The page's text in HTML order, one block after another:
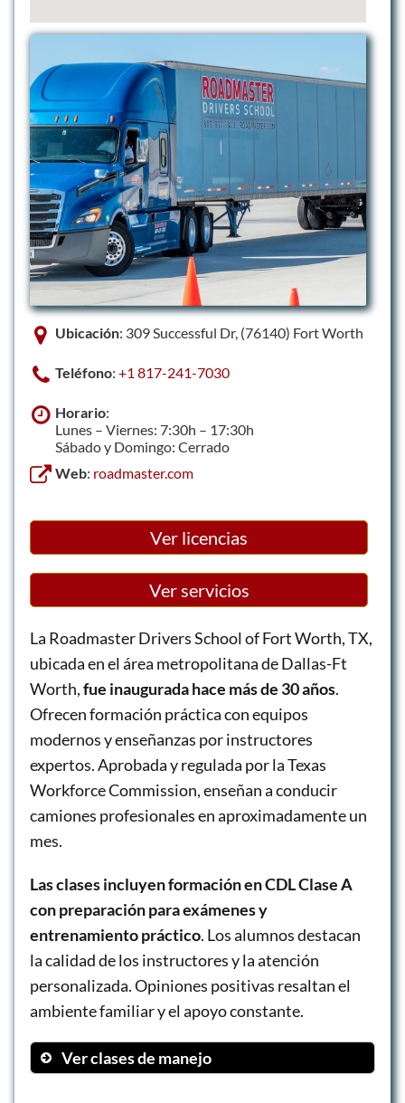
Ubicación: 309 Successful Dr, (76140) Fort Worth
Teléfono: +1 817-241-7030
Horario:
Lunes – Viernes: 7:30h – 17:30h
Sábado y Domingo: Cerrado
Web: roadmaster.com
Ver licencias
Ver servicios
La Roadmaster Drivers School of Fort Worth, TX,
ubicada en el área metropolitana de Dallas-Ft
Worth,fue inaugurada hace más de 30 años.
Ofrecen formación práctica con equipos
modernos y enseñanzas por instructores
expertos. Aprobada y regulada por la Texas
Workforce Commission, enseñan a conducir
camiones profesionales en aproximadamente un
mes.
Las clases incluyen formación en CDL Clase A
con preparación para exámenes y
entrenamiento práctico. Los alumnos destacan
la calidad de los instructores y la atención
personalizada. Opiniones positivas resaltan el
ambiente familiar y el apoyo constante.
Ver clases de manejo